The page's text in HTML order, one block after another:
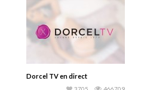
Dorcel TV en direct